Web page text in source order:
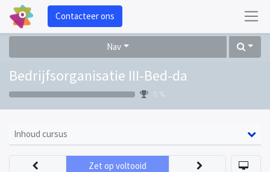
Contacteer ons
Nav
Bedrijfsorganisatie III-Bed-da
0 %
Inhoud cursus
Zet op voltooid